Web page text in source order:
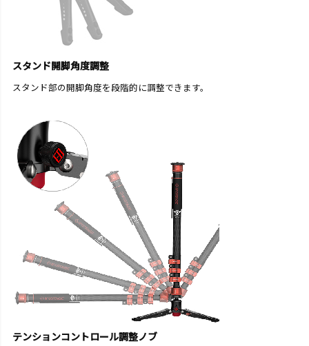
スタンド開脚角度調整
スタンド部の開脚角度を段階的に調整できます。
テンションコントロール調整ノブ